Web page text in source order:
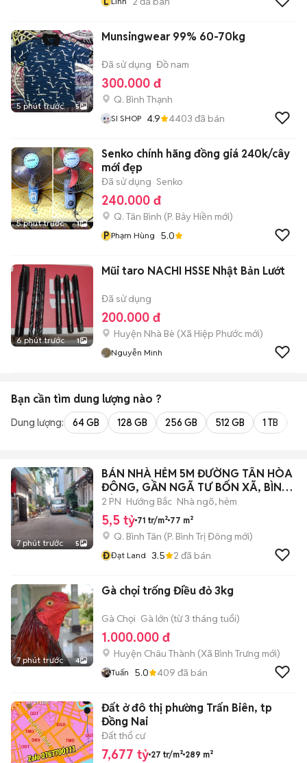
5 phút trước 5
Munsingwear 99% 60-70kg
Đã sử dụng Đồ nam
300.000 đ
Q. Bình Thạnh
SI SHOP 4.9 4403 đã bán
5 phút trước 1
Senko chính hãng đồng giá 240k/cây
mới đẹp
Đã sử dụng Senko
240.000 đ
Q. Tân Bình (P. Bảy Hiền mới)
P Phạm Hùng 5.0
6 phút trước 1
Mũi taro NACHI HSSE Nhật Bản Lướt
Đã sử dụng
200.000 đ
Huyện Nhà Bè (Xã Hiệp Phước mới)
Nguyễn Minh
Bạn cần tìm dung lượng nào ?
Dung lượng: 64 GB 128 GB 256 GB 512 GB 1 TB
7 phút trước 5
BÁN NHÀ HẺM 5M ĐƯỜNG TÂN HÒA
ĐÔNG, GẦN NGÃ TƯ BỐN XÃ, BÌNH
TÂN
2 PN Hướng Bắc Nhà ngõ, hẻm
5,5 tỷ 71 tr/m² 77 m²
Q. Bình Tân (P. Bình Trị Đông mới)
ĐĐạt Land 3.5 2 đã bán
7 phút trước 4
Gà chọi trống Điều đỏ 3kg
Gà Chọi Gà lớn (từ 3 tháng tuổi)
1.000.000 đ
Huyện Châu Thành (Xã Bình Trưng mới)
Tuấn 5.0 409 đã bán
Đất ở đô thị phường Trấn Biên, tp
Đồng Nai
Đất thổ cư
7,677 tỷ 27 tr/m² 289 m²